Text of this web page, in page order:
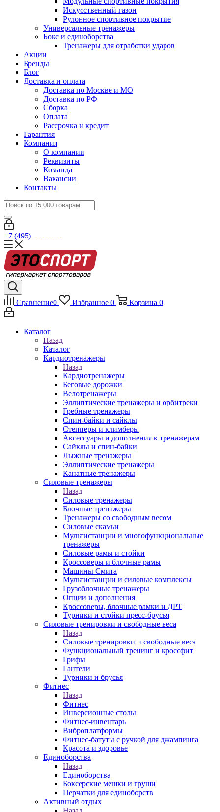
Искусственный газон
Рулонное спортивное покрытие
Универсальные тренажеры
Бокс и единоборства
Тренажеры для отработки ударов
Акции
Бренды
Блог
Доставка и оплата
Доставка по Москве и МО
Доставка по РФ
Сборка
Оплата
Рассрочка и кредит
Гарантия
Компания
О компании
Реквизиты
Команда
Вакансии
Контакты
+7 (495) --- - -- - --
Сравнение0 Избранное 0 Корзина 0
Каталог
Назад
Каталог
Кардиотренажеры
Назад
Кардиотренажеры
Беговые дорожки
Велотренажеры
Эллиптические тренажеры и орбитреки
Гребные тренажеры
Спин-байки и сайклы
Степперы и климберы
Аксессуары и дополнения к тренажерам
Сайклы и спин-байки
Лыжные тренажеры
Эллиптические тренажеры
Канатные тренажеры
Силовые тренажеры
Назад
Силовые тренажеры
Блочные тренажеры
Тренажеры со свободным весом
Силовые скамьи
Мультистанции и многофункциональные
тренажеры
Силовые рамы и стойки
Кроссоверы и блочные рамы
Машины Смита
Мультистанции и силовые комплексы
Грузоблочные тренажеры
Опции и дополнения
Кроссоверы, блочные рамки и ДРТ
Турники и стойки пресс-брусья
Силовые тренировки и свободные веса
Назад
Силовые тренировки и свободные веса
Функциональный тренинг и кроссфит
Грифы
Гантели
Турники и брусья
Фитнес
Назад
Фитнес
Инверсионные столы
Фитнес-инвентарь
Виброплатформы
Фитнес-батуты с ручкой для джампинга
Красота и здоровье
Единоборства
Назад
Единоборства
Боксерские мешки и груши
Перчатки для единоборств
Активный отдых
Назад